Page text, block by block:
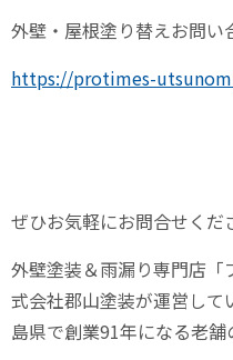
外壁・屋根塗り替えお問い
https://protimes-
ぜひお気軽にお問合せくだ
外壁塗装＆雨漏り専門店
式会社郡山塗装が運営して
島県で創業91年になる老舗